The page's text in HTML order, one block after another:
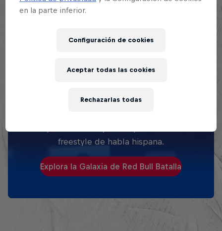
EXPLORA TODAS SUS
freestyle de habla hispana.
Explora la Galaxia de Red Bull Batalla
en la parte inferior.
Configuración de cookies
Rechazarlas todas
Aceptar todas las cookies